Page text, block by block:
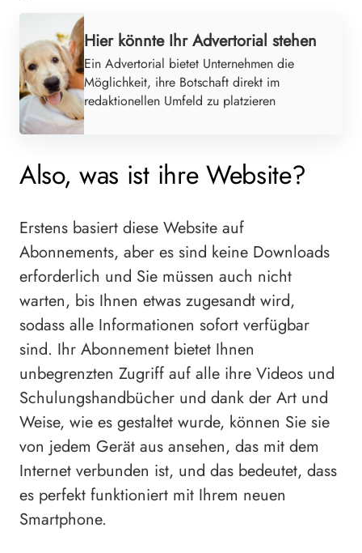
Hier könnte Ihr Advertorial stehen
Ein Advertorial bietet Unternehmen die
Möglichkeit, ihre Botschaft direkt im
redaktionellen Umfeld zu platzieren
Also, was ist ihre Website?
Erstens basiert diese Website auf
Abonnements, aber es sind keine Downloads
erforderlich und Sie müssen auch nicht
warten, bis Ihnen etwas zugesandt wird,
sodass alle Informationen sofort verfügbar
sind. Ihr Abonnement bietet Ihnen
unbegrenzten Zugriff auf alle ihre Videos und
Schulungshandbücher und dank der Art und
Weise, wie es gestaltet wurde, können Sie sie
von jedem Gerät aus ansehen, das mit dem
Internet verbunden ist, und das bedeutet, dass
es perfekt funktioniert mit Ihrem neuen
Smartphone.